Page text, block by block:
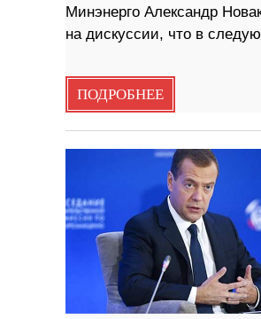
Минэнерго Александр
на дискуссии, что в
ПОДРОБНЕЕ